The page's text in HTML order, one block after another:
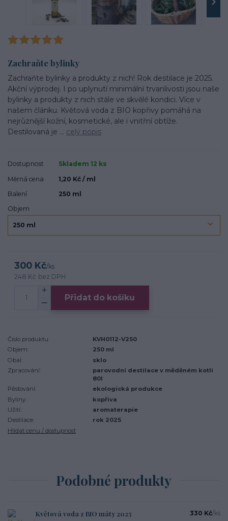
Zachraňte bylinky
Zachraňte bylinky a produkty z nich! Rok destilace je 2025.
Akční výprodej. I po uplynutí minimální trvanlivosti jsou naše
bylinky a produkty z nich stále ve skvělé kondici. Více v
našem článku. Květová voda z BIO kopřivy pomáhá na
nejrůznější kožní, kosmetické, ale i vnitřní obtíže.
Destilovaná je ... celý popis
Dostupnost
Skladem 12 ks
Měrná cena
1,20 Kč / ml
Balení
250 ml
Objem
300 Kč/ks
248 Kč bez DPH
Přidat do košíku
Číslo produktu:
KVH0112-V250
Objem:
250 ml
Obal:
sklo
Zpracování:
parovodní destilace v měděném kotli
80l
Pěstování:
ekologická produkce
Byliny:
kopřiva
Užití:
aromaterapie
Destilace:
rok 2025
Hlídat cenu / dostupnost
Podobné produkty
Květová voda z BIO máty 2025 330 Kč/ks